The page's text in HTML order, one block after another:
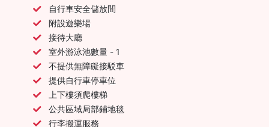
自行車安全儲放間
附設遊樂場
接待大廳
室外游泳池數量 - 1
不提供無障礙接駁車
提供自行車停車位
上下樓須爬樓梯
公共區域局部鋪地毯
行李搬運服務